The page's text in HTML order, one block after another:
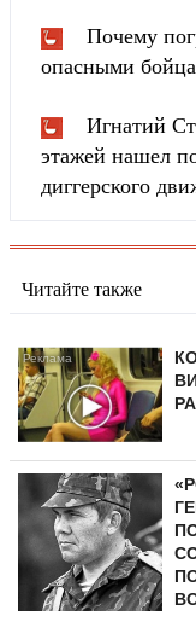
Почему
опасными
Игнатий
этажей нашел
диггерского
Читайте также